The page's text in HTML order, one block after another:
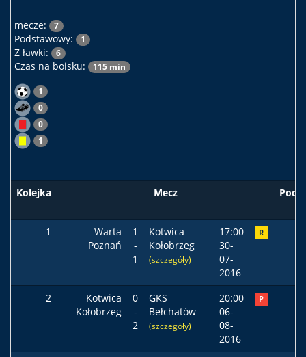
mecze: 7
Podstawowy: 1
Z ławki: 6
Czas na boisku: 115 min
1
0
0
1
Kolejka Mecz Podst
1
Warta
Poznań
1
-
1
Kotwica
Kołobrzeg
(szczegóły)
17:00
30-
07-
2016
R
2
Kotwica
Kołobrzeg
0
-
2
GKS
Bełchatów
(szczegóły)
20:00
06-
08-
2016
P